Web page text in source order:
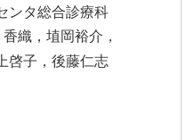
ンタ総合診療科
織，埴岡裕介，
啓子，後藤仁志